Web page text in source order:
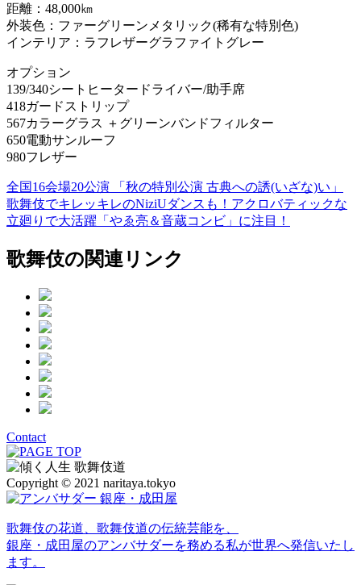
距離：48,000㎞
外装色：ファーグリーンメタリック(稀有な特別色)
インテリア：ラフレザーグラファイトグレー
オプション
139/340シートヒータードライバー/助手席
418ガードストリップ
567カラーグラス ＋グリーンバンドフィルター
650電動サンルーフ
980フレザー
全国16会場20公演 「秋の特別公演 古典への誘(いざな)い」
歌舞伎でキレッキレのNiziUダンスも！アクロバティックな
立廻りで大活躍「やゑ亮＆音蔵コンビ」に注目！
歌舞伎の関連リンク
Contact
Copyright © 2021 naritaya.tokyo
歌舞伎の花道、歌舞伎道の伝統芸能を、
銀座・成田屋のアンバサダーを務める私が世界へ発信いたし
ます。